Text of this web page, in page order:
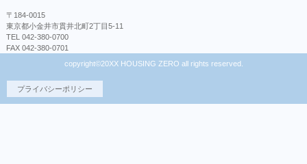
〒184-0015
東京都小金井市貫井北町2丁目5-11
TEL 042-380-0700
FAX 042-380-0701
copyright©20XX HOUSING ZERO all rights reserved.
プライバシーポリシー